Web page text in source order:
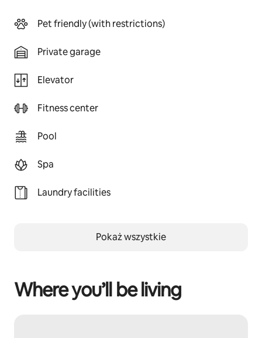
Pet friendly (with restrictions)
Private garage
Elevator
Fitness center
Pool
Spa
Laundry facilities
Pokaż wszystkie
Where you’ll be living